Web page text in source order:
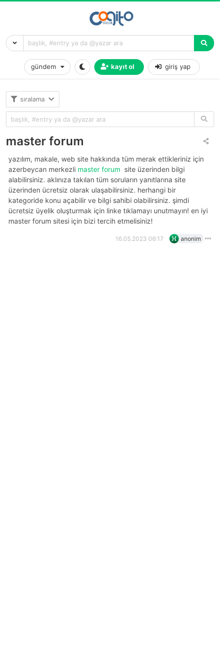
gündem kayıt ol giriş yap
sıralama
master forum
yazılım, makale, web site hakkında tüm merak ettikleriniz için
azerbeycan merkezli master forum site üzerinden bilgi
alabilirsiniz. aklınıza takılan tüm soruların yanıtlarına site
üzerinden ücretsiz olarak ulaşabilirsiniz. herhangi bir
kategoride konu açabilir ve bilgi sahibi olabilirsiniz. şimdi
ücretsiz üyelik oluşturmak için linke tıklamayı unutmayın! en iyi
master forum sitesi için bizi tercih etmelisiniz!
16.05.2023 06:17 anonim